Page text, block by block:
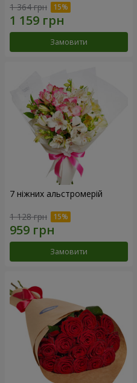
1 364 грн
Замовити
7 ніжних альстромерій
1 128 грн
Замовити